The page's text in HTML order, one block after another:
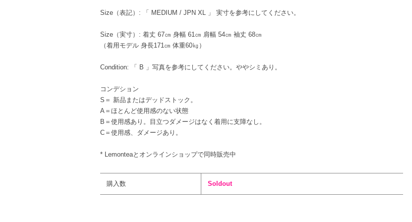
Size（表記）: 「 MEDIUM / JPN XL 」 実寸を参考にしてください。
Size（実寸）: 着丈 67㎝ 身幅 61㎝ 肩幅 54㎝ 袖丈 68㎝
（着用モデル 身長171㎝ 体重60㎏）
Condition: 「 B 」写真を参考にしてください。ややシミあり。
コンデション
S＝ 新品またはデッドストック。
A＝ほとんど使用感のない状態
B＝使用感あり。目立つダメージはなく着用に支障なし。
C＝使用感、ダメージあり。
* Lemonteaとオンラインショップで同時販売中
購入数 Soldout